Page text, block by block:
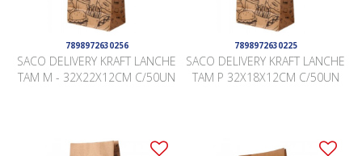
7898972630256
SACO DELIVERY KRAFT LANCHE
TAM M - 32X22X12CM C/50UN
7898972630225
SACO DELIVERY KRAFT LANCHE
TAM P 32X18X12CM C/50UN